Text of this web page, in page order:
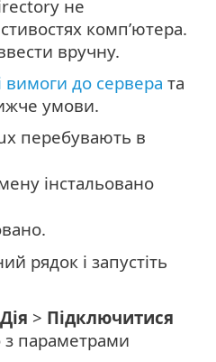
не
комп’ютера.
вручну.
вимоги до сервера та
умови.
перебувають в
інстальовано
рядок і запустіть
Дія > Підключитися
з параметрами